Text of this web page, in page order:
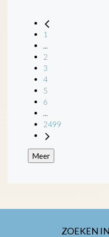
1
2
3
4
5
6
2499
Meer
ZOEKEN